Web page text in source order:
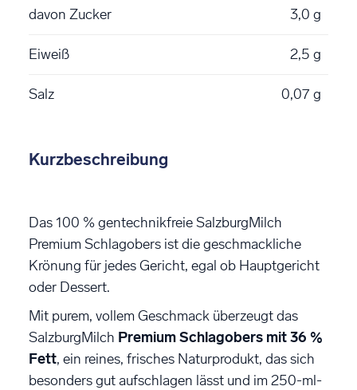
davon Zucker 3,0 g
Eiweiß 2,5 g
Salz 0,07 g
Kurzbeschreibung
Das 100 % gentechnikfreie SalzburgMilch
Premium Schlagobers ist die geschmackliche
Krönung für jedes Gericht, egal ob Hauptgericht
oder Dessert.
Mit purem, vollem Geschmack überzeugt das
SalzburgMilch Premium Schlagobers mit 36 %
Fett, ein reines, frisches Naturprodukt, das sich
besonders gut aufschlagen lässt und im 250-ml-